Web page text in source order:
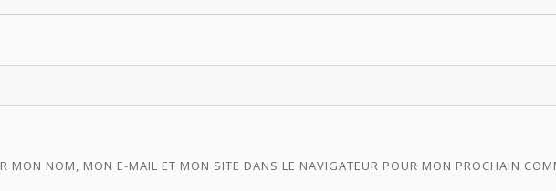
MON NOM, MON E-MAIL ET MON SITE DANS LE NAVIGATEUR POUR MON PROCHAIN